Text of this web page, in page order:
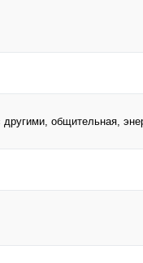
общительная,